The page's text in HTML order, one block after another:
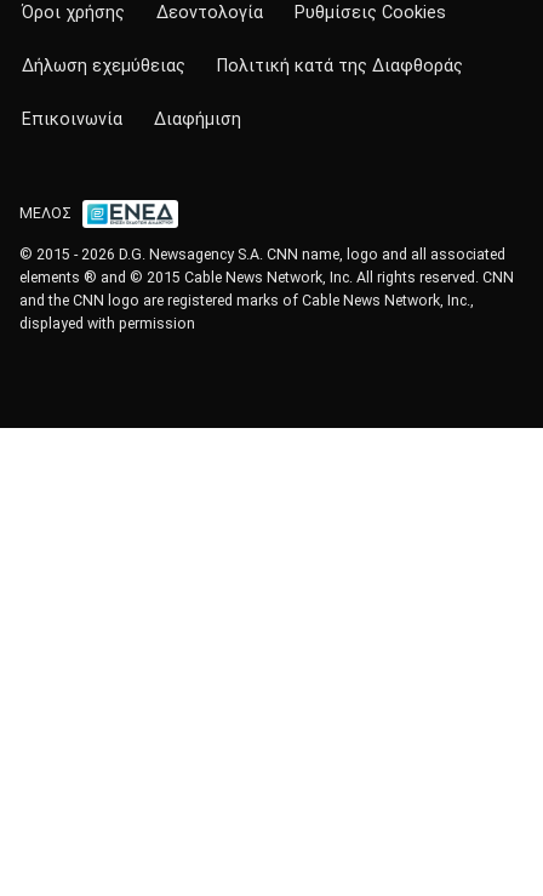
Όροι χρήσης Δεοντολογία Ρυθμίσεις Cookies
Δήλωση εχεμύθειας Πολιτική κατά της Διαφθοράς
Επικοινωνία Διαφήμιση
ΜΕΛΟΣ
© 2015 - 2026 D.G. Newsagency S.A. CNN name, logo and all associated
elements ® and © 2015 Cable News Network, Inc. All rights reserved. CNN
and the CNN logo are registered marks of Cable News Network, Inc.,
displayed with permission